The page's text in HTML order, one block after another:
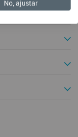
No, ajustar